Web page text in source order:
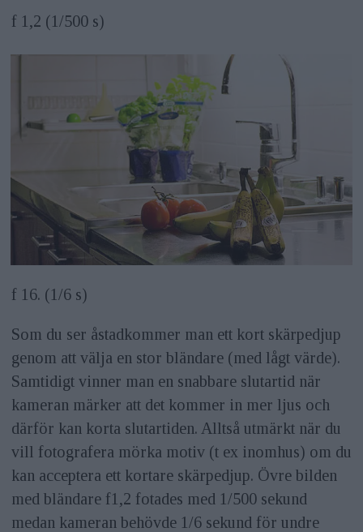
f 1,2 (1/500 s)
f 16. (1/6 s)
Som du ser åstadkommer man ett kort skärpedjup
genom att välja en stor bländare (med lågt värde).
Samtidigt vinner man en snabbare slutartid när
kameran märker att det kommer in mer ljus och
därför kan korta slutartiden. Alltså utmärkt när du
vill fotografera mörka motiv (t ex inomhus) om du
kan acceptera ett kortare skärpedjup. Övre bilden
med bländare f1,2 fotades med 1/500 sekund
medan kameran behövde 1/6 sekund för undre